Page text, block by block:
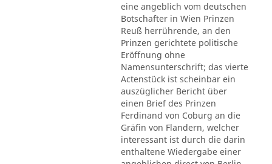
eine angeblich vom deutschen
Botschafter in Wien Prinzen
Reuß herrührende, an den
Prinzen gerichtete politische
Eröffnung ohne
Namensunterschrift; das vierte
Actenstück ist scheinbar ein
auszüglicher Bericht über
einen Brief des Prinzen
Ferdinand von Coburg an die
Gräfin von Flandern, welcher
interessant ist durch die darin
enthaltene Wiedergabe einer